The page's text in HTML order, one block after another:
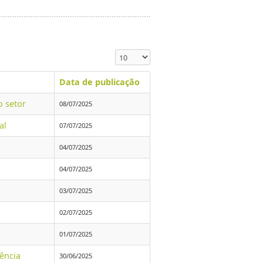
Exibir #
Data de publicação
setor
08/07/2025
07/07/2025
04/07/2025
04/07/2025
03/07/2025
02/07/2025
01/07/2025
30/06/2025